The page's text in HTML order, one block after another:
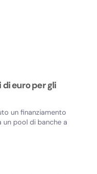
euro per gli
un finanziamento
pool di banche a